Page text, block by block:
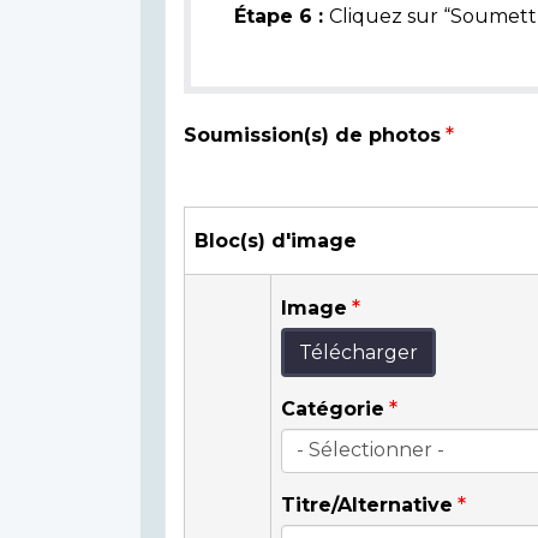
Étape 6 : Cliquez sur
Soumission(s) de photos
Bloc(s) d'image
Image
Télécharger
Catégorie
Titre/Alternative